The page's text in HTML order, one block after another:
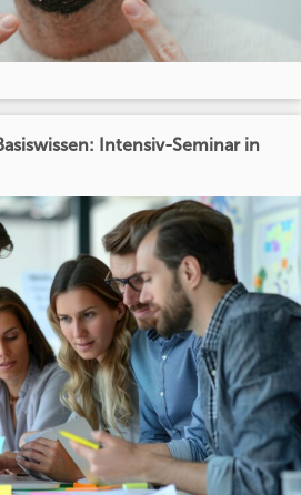
Intensiv-Seminar in